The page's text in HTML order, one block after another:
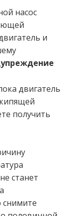
насос
и
двигатель
получить
станет